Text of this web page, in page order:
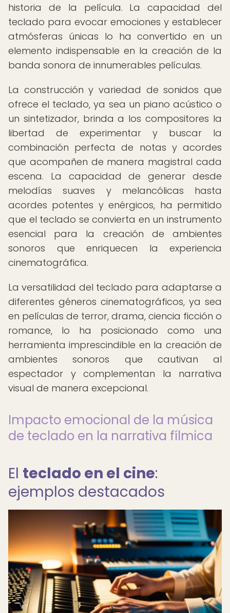
historia de la película. La capacidad del
teclado para evocar emociones y establecer
atmósferas únicas lo ha convertido en un
elemento indispensable en la creación de la
banda sonora de innumerables películas.
La construcción y variedad de sonidos que
ofrece el teclado, ya sea un piano acústico o
un sintetizador, brinda a los compositores la
libertad de experimentar y buscar la
combinación perfecta de notas y acordes
que acompañen de manera magistral cada
escena. La capacidad de generar desde
melodías suaves y melancólicas hasta
acordes potentes y enérgicos, ha permitido
que el teclado se convierta en un instrumento
esencial para la creación de ambientes
sonoros que enriquecen la experiencia
cinematográfica.
La versatilidad del teclado para adaptarse a
diferentes géneros cinematográficos, ya sea
en películas de terror, drama, ciencia ficción o
romance, lo ha posicionado como una
herramienta imprescindible en la creación de
ambientes sonoros que cautivan al
espectador y complementan la narrativa
visual de manera excepcional.
Impacto emocional de la música
de teclado en la narrativa fílmica
El teclado en el cine:
ejemplos destacados